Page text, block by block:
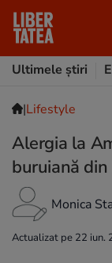
Ultimele știri
|Lifestyle
Alergia la
buruiană din
Monica
Actualizat pe 22 iun.